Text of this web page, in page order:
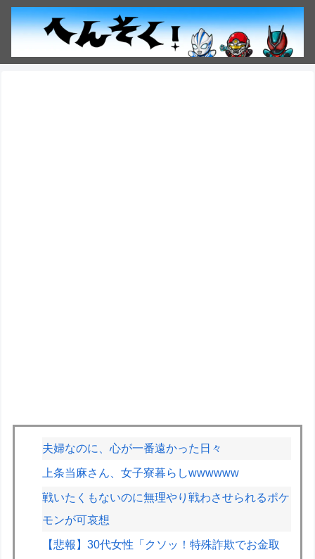
夫婦なのに、心が一番遠かった日々
上条当麻さん、女子寮暮らしwwwwww
戦いたくもないのに無理やり戦わさせられるポケ
モンが可哀想
【悲報】30代女性「クソッ！特殊詐欺でお金取